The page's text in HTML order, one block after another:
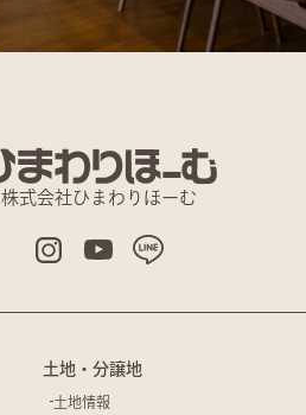
株式会社ひまわりほーむ
土地・分譲地
土地情報